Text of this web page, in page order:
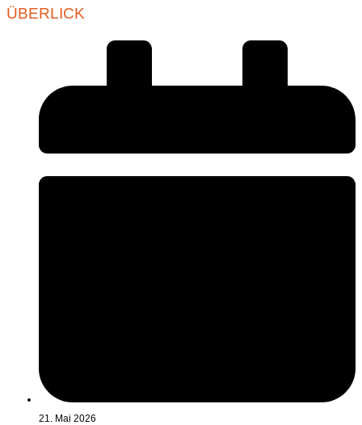
ÜBERLICK
21. Mai 2026